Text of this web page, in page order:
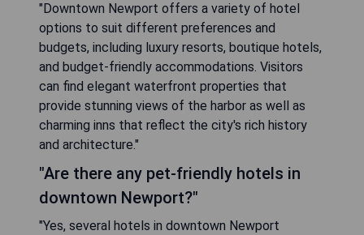
"Downtown Newport offers a variety of hotel
options to suit different preferences and
budgets, including luxury resorts, boutique hotels,
and budget-friendly accommodations. Visitors
can find elegant waterfront properties that
provide stunning views of the harbor as well as
charming inns that reflect the city's rich history
and architecture."
"Are there any pet-friendly hotels in
downtown Newport?"
"Yes, several hotels in downtown Newport